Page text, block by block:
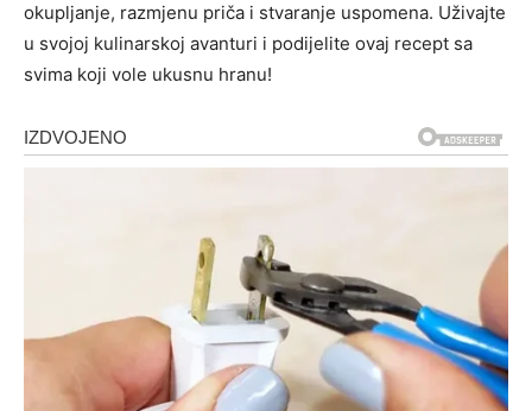
okupljanje, razmjenu priča i stvaranje uspomena. Uživajte
u svojoj kulinarskoj avanturi i podijelite ovaj recept sa
svima koji vole ukusnu hranu!